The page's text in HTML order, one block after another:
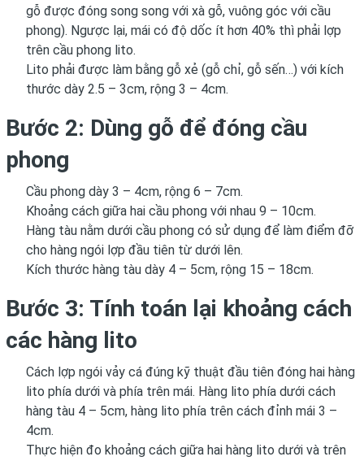
gỗ được đóng song song với xà gỗ, vuông góc với cầu
phong). Ngược lại, mái có độ dốc ít hơn 40% thì phải lợp
trên cầu phong lito.
Lito phải được làm bằng gỗ xẻ (gỗ chỉ, gỗ sến…) với kích
thước dày 2.5 – 3cm, rộng 3 – 4cm.
Bước 2: Dùng gỗ để đóng cầu
phong
Cầu phong dày 3 – 4cm, rộng 6 – 7cm.
Khoảng cách giữa hai cầu phong với nhau 9 – 10cm.
Hàng tàu nằm dưới cầu phong có sử dụng để làm điểm đỡ
cho hàng ngói lợp đầu tiên từ dưới lên.
Kích thước hàng tàu dày 4 – 5cm, rộng 15 – 18cm.
Bước 3: Tính toán lại khoảng cách
các hàng lito
Cách lợp ngói vảy cá đúng kỹ thuật đầu tiên đóng hai hàng
lito phía dưới và phía trên mái. Hàng lito phía dưới cách
hàng tàu 4 – 5cm, hàng lito phía trên cách đỉnh mái 3 –
4cm.
Thực hiện đo khoảng cách giữa hai hàng lito dưới và trên